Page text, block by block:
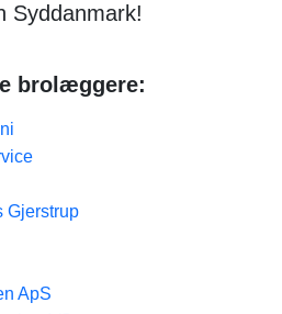
Syddanmark!
brolæggere:
Gjerstrup
ApS